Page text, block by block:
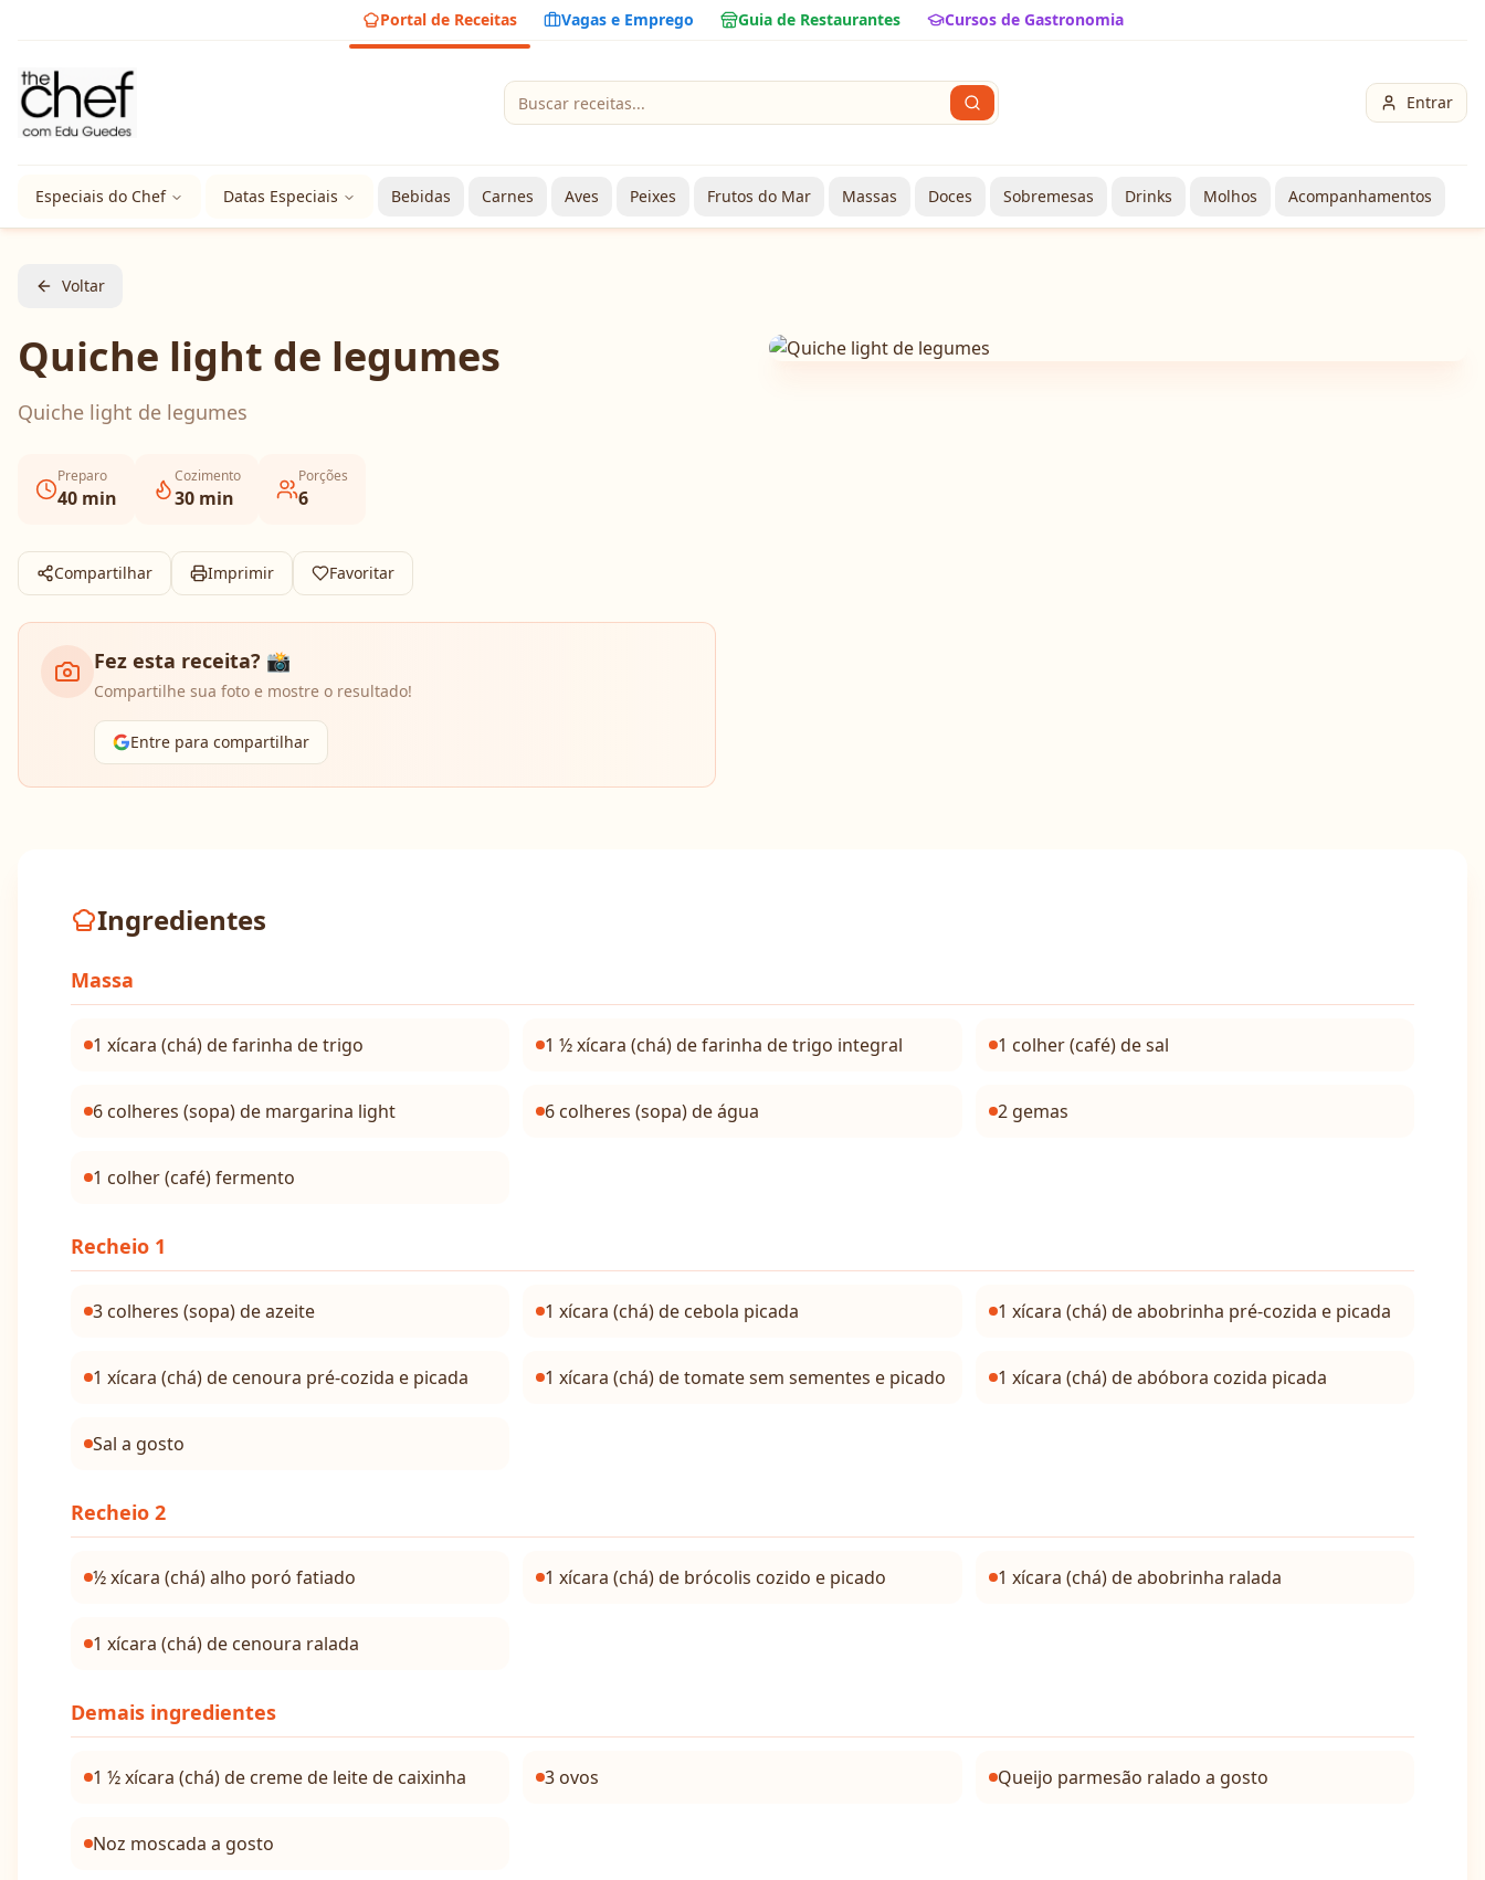
Portal de Receitas Vagas e Emprego Guia de Restaurantes Cursos de Gastronomia
Entrar
Especiais do Chef Datas Especiais Bebidas Carnes Aves Peixes Frutos do Mar Massas Doces Sobremesas Drinks Molhos Acompanhamentos
Voltar
Quiche light de legumes
Quiche light de legumes
Preparo
40 min
Cozimento
30 min
Porções
6
Compartilhar Imprimir Favoritar
Fez esta receita? 📸
Compartilhe sua foto e mostre o resultado!
Entre para compartilhar
Ingredientes
Massa
1 xícara (chá) de farinha de trigo 1 ½ xícara (chá) de farinha de trigo integral 1 colher (café) de sal
6 colheres (sopa) de margarina light 6 colheres (sopa) de água 2 gemas
1 colher (café) fermento
Recheio 1
3 colheres (sopa) de azeite 1 xícara (chá) de cebola picada 1 xícara (chá) de abobrinha pré-cozida e picada
1 xícara (chá) de cenoura pré-cozida e picada 1 xícara (chá) de tomate sem sementes e picado 1 xícara (chá) de abóbora cozida picada
Sal a gosto
Recheio 2
½ xícara (chá) alho poró fatiado 1 xícara (chá) de brócolis cozido e picado 1 xícara (chá) de abobrinha ralada
1 xícara (chá) de cenoura ralada
Demais ingredientes
1 ½ xícara (chá) de creme de leite de caixinha 3 ovos Queijo parmesão ralado a gosto
Noz moscada a gosto